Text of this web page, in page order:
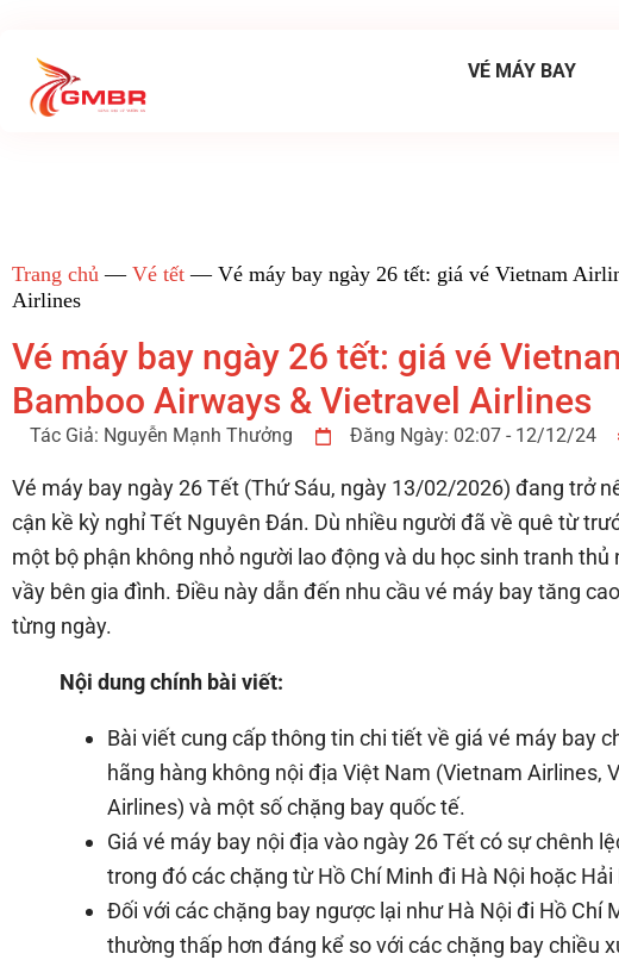
VÉ MÁY BAY
Trang chủ — Vé tết — Vé máy bay ngày 26 tết: giá vé Vietnam
Airlines
Vé máy bay ngày 26 tết: giá vé
Bamboo Airways & Vietravel Airlines
Tác Giả: Nguyễn Mạnh Thưởng Đăng Ngày: 02:07 - 12/12/24
Vé máy bay ngày 26 Tết (Thứ Sáu, ngày 13/02/2026) đang trở
cận kề kỳ nghỉ Tết Nguyên Đán. Dù nhiều người đã về quê từ
một bộ phận không nhỏ người lao động và du học sinh tranh
vầy bên gia đình. Điều này dẫn đến nhu cầu vé máy bay tăng
từng ngày.
Nội dung chính bài viết:
Bài viết cung cấp thông tin chi tiết về giá vé máy bay
hãng hàng không nội địa Việt Nam (Vietnam Airlines,
Airlines) và một số chặng bay quốc tế.
Giá vé máy bay nội địa vào ngày 26 Tết có sự chênh
trong đó các chặng từ Hồ Chí Minh đi Hà Nội hoặc
Đối với các chặng bay ngược lại như Hà Nội đi Hồ Chí
thường thấp hơn đáng kể so với các chặng bay chiều